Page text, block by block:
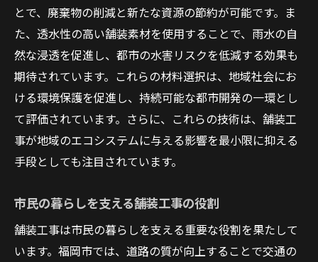
舗装工事が福岡市を変える: 快適な生活環境の実
現に向けて
歩行者に優しい街づくり
交通の流れをスムーズにする設計
バリアフリー化の推進
地域の安全性向上への貢献
コミュニティスペースの創出
福岡市での舗装工事の新展開: 未来を見据えた道
路インフラ
次世代の舗装技術導入
とで、廃棄物の削減と新たな資源の節約が可能です。ま
た、透水性の高い舗装素材を使用することで、雨水の自
然な浸透を促進し、都市の水害リスクを低減する効果も
期待されています。これらの材料選択は、地域社会にお
ける環境保護を促進し、持続可能な都市開発の一環とし
て評価されています。さらに、これらの技術は、舗装工
事が地域のエコシステムに与える影響を最小限に抑える
手段としても注目されています。
市民の暮らしを支える舗装工事の役割
舗装工事は市民の暮らしを支える重要な役割を果たして
います。福岡市では、道路の質が向上することで交通の